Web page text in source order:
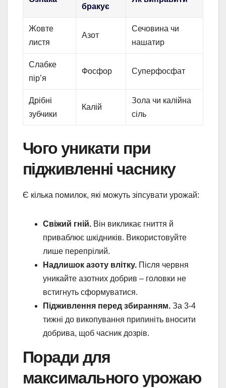
бракує
Жовте
листя
Азот
Сечовина чи
нашатир
Слабке
пір’я
Фосфор Суперфосфат
Дрібні
зубчики
Калій
Зола чи калійна
сіль
Чого уникати при
підживленні часнику
Є кілька помилок, які можуть зіпсувати урожай:
Свіжий гній. Він викликає гниття й
приваблює шкідників. Використовуйте
лише перепрілий.
Надлишок азоту влітку. Після червня
уникайте азотних добрив – головки не
встигнуть сформуватися.
Підживлення перед збиранням. За 3-4
тижні до викопування припиніть вносити
добрива, щоб часник дозрів.
Поради для
максимального урожаю